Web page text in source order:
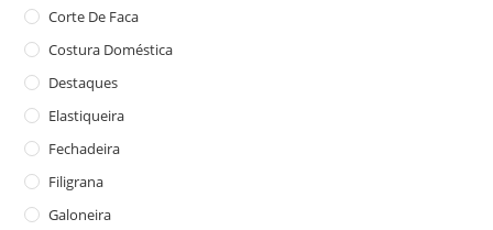
Corte De Faca
Costura Doméstica
Destaques
Elastiqueira
Fechadeira
Filigrana
Galoneira